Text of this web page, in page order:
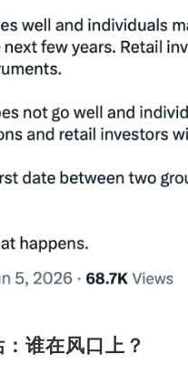
谁在风口上？